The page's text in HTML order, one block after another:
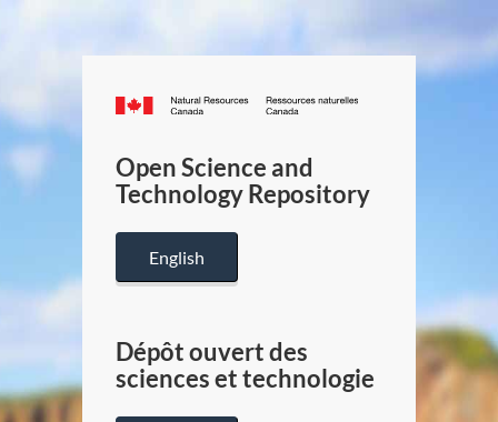
Canada.ca
/
Canada
Open Science and
Technology Repository
English
Dépôt ouvert des
sciences et technologie